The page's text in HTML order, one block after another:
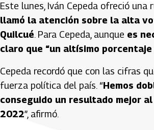
Este lunes, Iván Cepeda ofreció
llamó la atención sobre la alta
Quilcué. Para Cepeda, aunque es
claro que “un altísimo
Cepeda recordó que con las cifras
fuerza política del país. “Hemos
conseguido un resultado mejor
2022”, afirmó.